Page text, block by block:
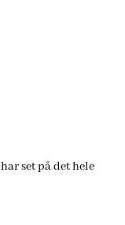
set på det hele